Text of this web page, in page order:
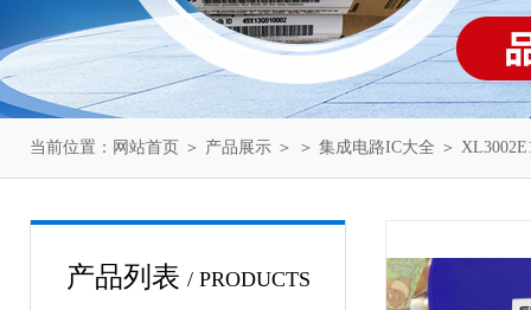
当前位置： 网站首页 ＞ 产品展示 ＞ ＞ 集成电路IC大全 ＞
产品列表 / PRODUCTS